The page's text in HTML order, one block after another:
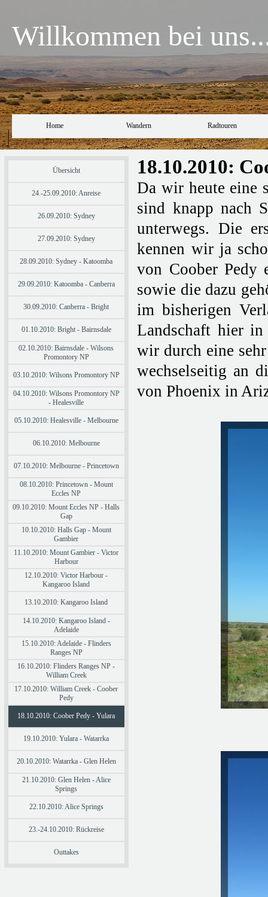
Home Wandern Radtouren
Willkommen bei
Übersicht
24.-25.09.2010: Anreise
26.09.2010: Sydney
27.09.2010: Sydney
28.09.2010: Sydney - Katoomba
29.09.2010: Katoomba - Canberra
30.09.2010: Canberra - Bright
01.10.2010: Bright - Bairnsdale
02.10.2010: Bairnsdale - Wilsons
Promontory NP
03.10.2010: Wilsons Promontory NP
04.10.2010: Wilsons Promontory NP
- Healesville
05.10.2010: Healesville - Melbourne
06.10.2010: Melbourne
07.10.2010: Melbourne - Princetown
08.10.2010: Princetown - Mount
Eccles NP
09.10.2010: Mount Eccles NP - Halls
Gap
10.10.2010: Halls Gap - Mount
Gambier
11.10.2010: Mount Gambier - Victor
Harbour
12.10.2010: Victor Harbour -
Kangaroo Island
13.10.2010: Kangaroo Island
14.10.2010: Kangaroo Island -
Adelaide
15.10.2010: Adelaide - Flinders
Ranges NP
16.10.2010: Flinders Ranges NP -
William Creek
17.10.2010: William Creek - Coober
Pedy
18.10.2010: Coober Pedy - Yulara
19.10.2010: Yulara - Watarrka
20.10.2010: Watarrka - Glen Helen
21.10.2010: Glen Helen - Alice
Springs
22.10.2010: Alice Springs
23.-24.10.2010: Rückreise
Outtakes
18.10.2010:
Da wir heute eine
sind knapp nach
unterwegs. Die
kennen wir ja
von Coober Pedy
sowie die dazu
im bisherigen
Landschaft hier in
wir durch eine
wechselseitig an
von Phoenix in